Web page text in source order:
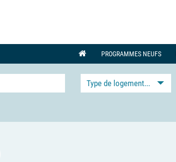
PROGRAMMES NEUFS
Type de logement...